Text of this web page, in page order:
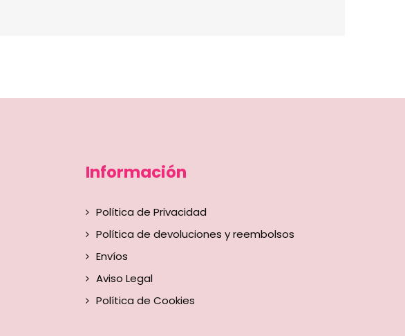
Información
Política de Privacidad
Política de devoluciones y reembolsos
Envíos
Aviso Legal
Política de Cookies